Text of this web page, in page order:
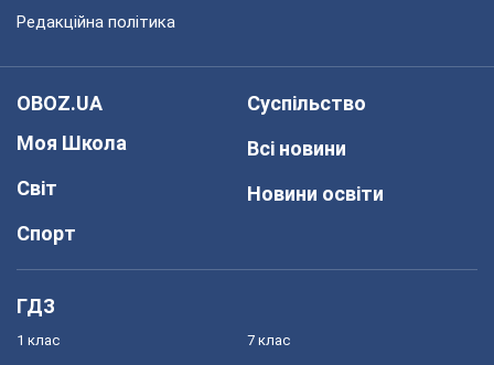
Редакційна політика
OBOZ.UA
Моя Школа
Світ
Спорт
Суспільство
Всі новини
Новини освіти
ГДЗ
1 клас 7 клас